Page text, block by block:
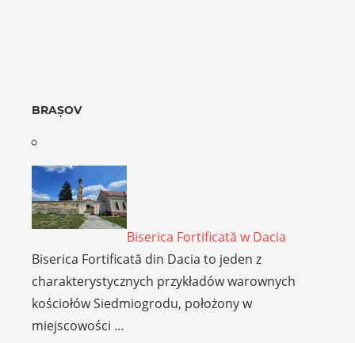
BRAȘOV
Biserica Fortificată w Dacia
Biserica Fortificată din Dacia to jeden z
charakterystycznych przykładów warownych
kościołów Siedmiogrodu, położony w
miejscowości …